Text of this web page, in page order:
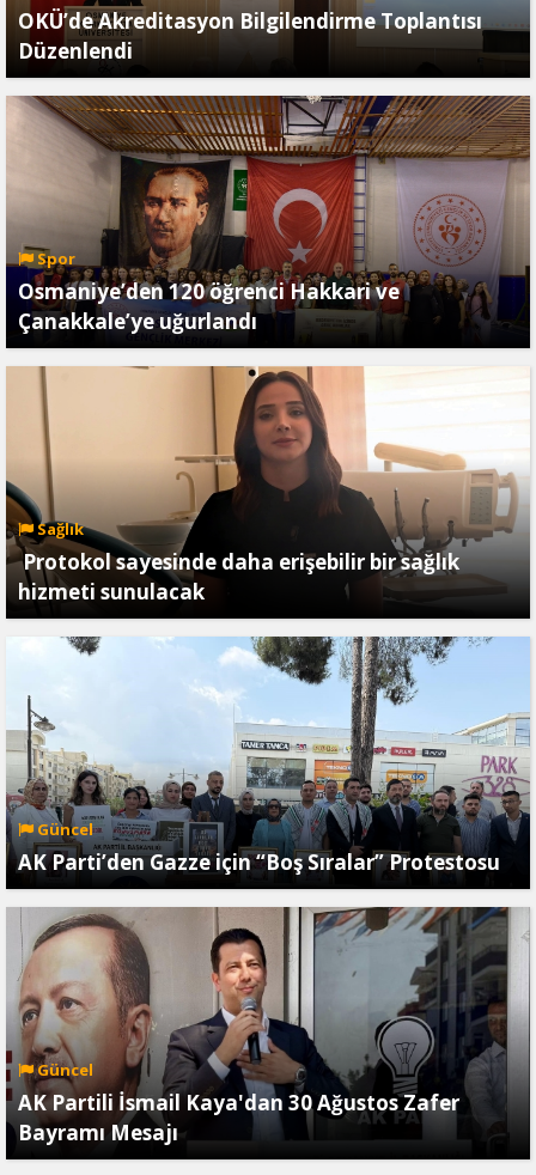
OKÜ’de Akreditasyon Bilgilendirme Toplantısı
Düzenlendi
Spor
Osmaniye’den 120 öğrenci Hakkari ve
Çanakkale’ye uğurlandı
Sağlık
Protokol sayesinde daha erişebilir bir sağlık
hizmeti sunulacak
Güncel
AK Parti’den Gazze için “Boş Sıralar” Protestosu
Güncel
AK Partili İsmail Kaya'dan 30 Ağustos Zafer
Bayramı Mesajı